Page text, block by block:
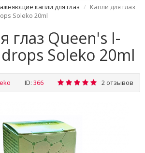
капли для глаз
Капли для глаз
Soleko 20ml
глаз Queen's I-
Soleko 20ml
ID: 366 2 отзывов